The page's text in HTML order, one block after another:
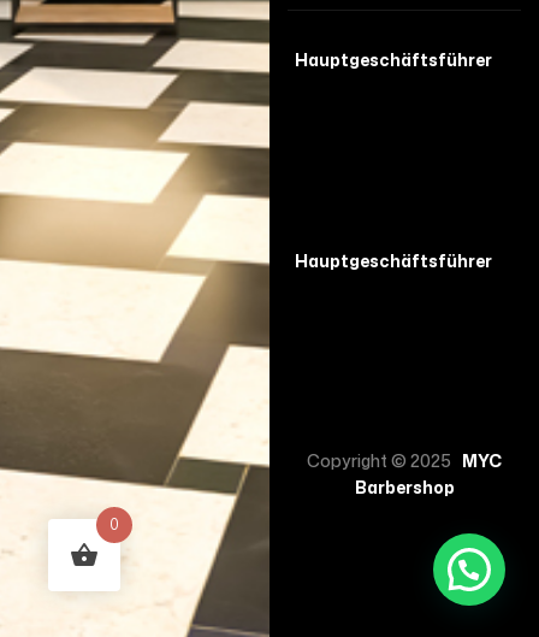
Hauptgeschäftsführer
Hauptgeschäftsführer
Copyright © 2025 MYC
Barbershop
0